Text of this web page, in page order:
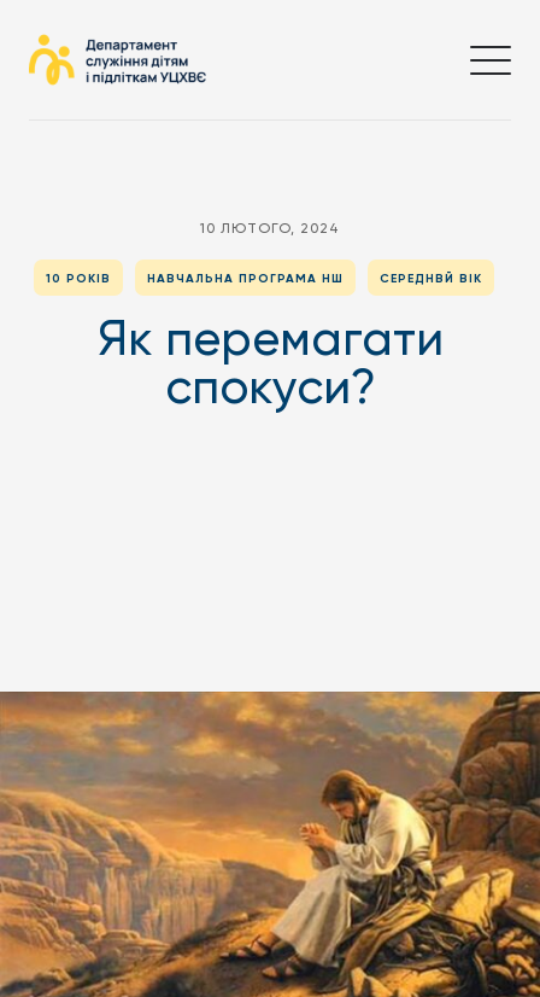
10 ЛЮТОГО, 2024
10 РОКІВ НАВЧАЛЬНА ПРОГРАМА НШ СЕРЕДНВЙ ВІК
Як перемагати
спокуси?